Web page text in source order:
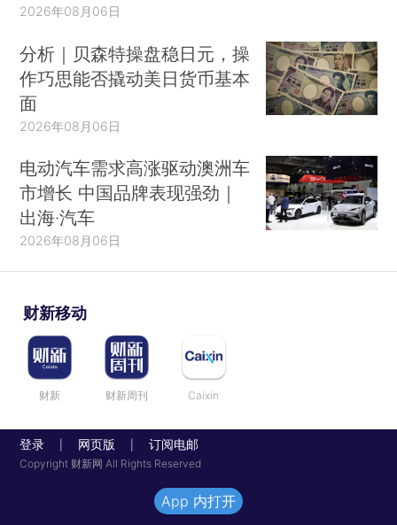
2026年08月06日
分析｜贝森特操盘稳日元，操
作巧思能否撬动美日货币基本
面
2026年08月06日
电动汽车需求高涨驱动澳洲车
市增长 中国品牌表现强劲｜
出海·汽车
2026年08月06日
财新移动
财新 财新周刊 Caixin
登录 网页版 订阅电邮
Copyright 财新网 All Rights Reserved
App 内打开